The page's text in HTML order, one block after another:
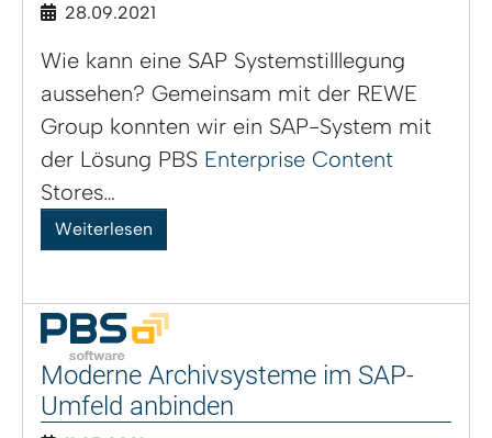
28.09.2021
Wie kann eine SAP Systemstilllegung
aussehen? Gemeinsam mit der REWE
Group konnten wir ein SAP-System mit
der Lösung PBS Enterprise Content
Stores…
Weiterlesen
Moderne Archivsysteme im SAP-
Umfeld anbinden